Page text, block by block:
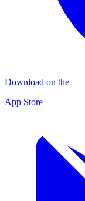
Download on the
App Store